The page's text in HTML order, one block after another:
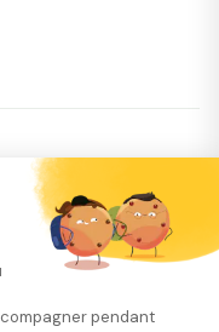
pendant
Essonnes
Confidentialité
· 75012 Paris
par l'Autorité de Contrôle